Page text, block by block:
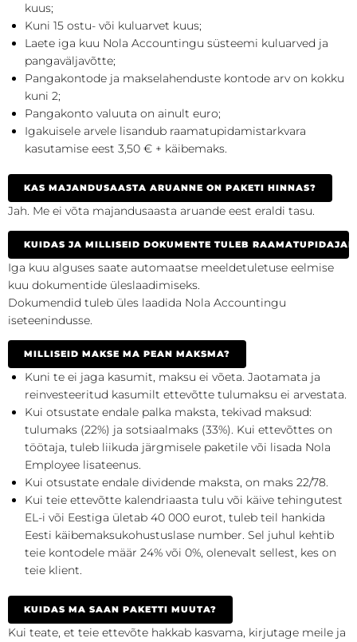
kuus;
Kuni 15 ostu- või kuluarvet kuus;
Laete iga kuu Nola Accountingu süsteemi kuluarved ja
pangaväljavõtte;
Pangakontode ja makselahenduste kontode arv on kokku
kuni 2;
Pangakonto valuuta on ainult euro;
Igakuisele arvele lisandub raamatupidamistarkvara
kasutamise eest 3,50 € + käibemaks.
KAS MAJANDUSAASTA ARUANNE ON PAKETI HINNAS?
Jah. Me ei võta majandusaasta aruande eest eraldi tasu.
KUIDAS JA MILLISEID DOKUMENTE TULEB
Iga kuu alguses saate automaatse meeldetuletuse eelmise
kuu dokumentide üleslaadimiseks.
Dokumendid tuleb üles laadida Nola Accountingu
iseteenindusse.
MILLISEID MAKSE MA PEAN MAKSMA?
Kuni te ei jaga kasumit, maksu ei võeta. Jaotamata ja
reinvesteeritud kasumilt ettevõtte tulumaksu ei arvestata.
Kui otsustate endale palka maksta, tekivad maksud:
tulumaks (22%) ja sotsiaalmaks (33%). Kui ettevõttes on
töötaja, tuleb liikuda järgmisele paketile või lisada Nola
Employee lisateenus.
Kui otsustate endale dividende maksta, on maks 22/78.
Kui teie ettevõtte kalendriaasta tulu või käive tehingutest
EL-i või Eestiga ületab 40 000 eurot, tuleb teil hankida
Eesti käibemaksukohustuslase number. Sel juhul kehtib
teie kontodele määr 24% või 0%, olenevalt sellest, kes on
teie klient.
KUIDAS MA SAAN PAKETTI MUUTA?
Kui teate, et teie ettevõte hakkab kasvama, kirjutage meile ja